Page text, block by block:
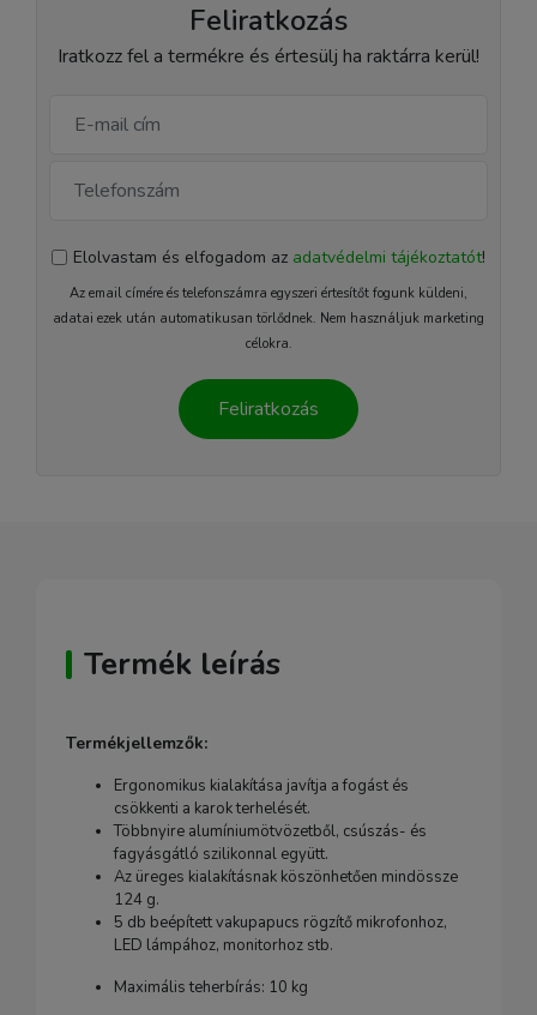
Feliratkozás
Iratkozz fel a termékre és értesülj ha raktárra kerül!
Elolvastam és elfogadom az adatvédelmi tájékoztatót!
Az email címére és telefonszámra egyszeri értesítőt fogunk küldeni,
adatai ezek után automatikusan törlődnek. Nem használjuk marketing
célokra.
Feliratkozás
Termék leírás
Termékjellemzők:
Ergonomikus kialakítása javítja a fogást és
csökkenti a karok terhelését.
Többnyire alumíniumötvözetből, csúszás- és
fagyásgátló szilikonnal együtt.
Az üreges kialakításnak köszönhetően mindössze
124 g.
5 db beépített vakupapucs rögzítő mikrofonhoz,
LED lámpához, monitorhoz stb.
Maximális teherbírás: 10 kg